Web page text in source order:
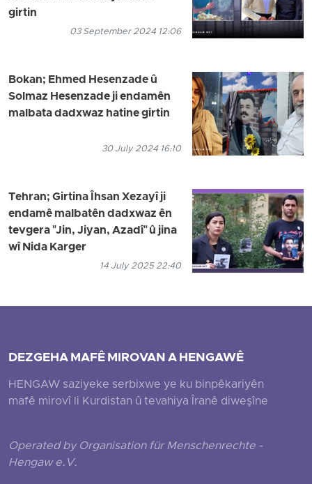
girtin
03 September 2024 12:06
Bokan; Ehmed Hesenzade û
Solmaz Hesenzade ji endamên
malbata dadxwaz hatine girtin
30 July 2024 16:10
Tehran; Girtina Îhsan Xezayî ji
endamê malbatên dadxwaz ên
tevgera "Jin, Jiyan, Azadî" û jina
wî Nida Karger
14 July 2025 22:40
DEZGEHA MAFÊ MIROVAN A HENGAWÊ
HENGAW saziyeke serbixwe ye ku binpêkariyên
mafê mirovî li Kurdistan û tevahiya Îranê diweşîne
Operated by Organisation für Menschenrechte -
Hengaw e.V.